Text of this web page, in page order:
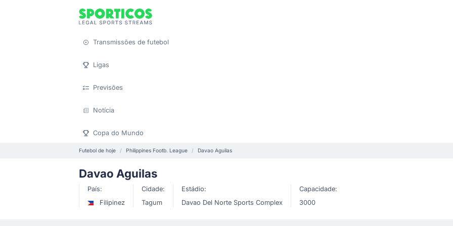
Transmissões de futebol
Ligas
Previsões
Notícia
Copa do Mundo
Futebol de hoje Philippines Footb. League Davao Aguilas
Davao Aguilas
País:
Filipinez
Cidade:
Tagum
Estádio:
Davao Del Norte Sports Complex
Capacidade:
3000